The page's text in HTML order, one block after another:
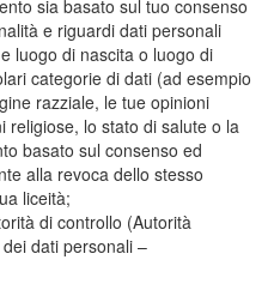
sia basato sul tuo consenso
e riguardi dati personali
luogo di nascita o luogo di
categorie di dati (ad esempio
razziale, le tue opinioni
religiose, lo stato di salute o la
basato sul consenso ed
alla revoca dello stesso
liceità;
di controllo (Autorità
dati personali –